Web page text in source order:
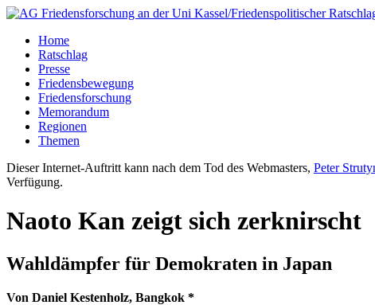
Home
Ratschlag
Presse
Friedensbewegung
Friedensforschung
Memorandum
Regionen
Themen
Dieser Internet-Auftritt kann nach dem Tod des Webmasters, Peter
Verfügung.
Naoto Kan zeigt sich zerknirscht
Wahldämpfer für Demokraten in Japan
Von Daniel Kestenholz, Bangkok *